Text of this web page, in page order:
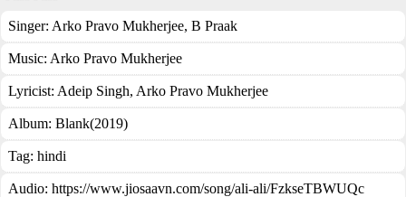
Singer: Arko Pravo Mukherjee, B Praak
Music: Arko Pravo Mukherjee
Lyricist: Adeip Singh, Arko Pravo Mukherjee
Album: Blank(2019)
Tag: hindi
Audio: https://www.jiosaavn.com/song/ali-ali/FzkseTBWUQc